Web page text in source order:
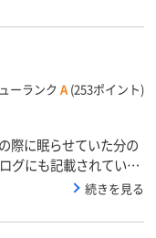
ーランク A (253ポイント)
際に眠らせていた分の
グにも記載されていな
合わせた所、購入履歴
用出来ていますが、発
続きを見る